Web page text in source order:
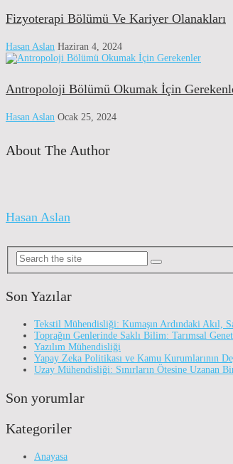
Fizyoterapi Bölümü Ve Kariyer Olanakları
Hasan Aslan Haziran 4, 2024
Antropoloji Bölümü Okumak İçin
Hasan Aslan Ocak 25, 2024
About The Author
Hasan Aslan
Son Yazılar
Tekstil Mühendisliği: Kumaşın Ardındaki Akıl,
Toprağın Genlerinde Saklı Bilim: Tarımsal
Yazılım Mühendisliği
Yapay Zeka Politikası ve Kamu Kurumlarının
Uzay Mühendisliği: Sınırların Ötesine Uzanan
Son yorumlar
Kategoriler
Anayasa